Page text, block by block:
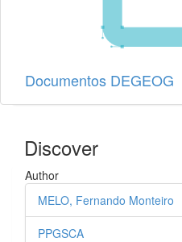
Documentos DEGEOG
Discover
Author
MELO, Fernando Monteiro
PPGSCA